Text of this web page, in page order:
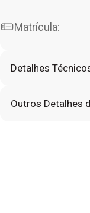
Matrícula:
Detalhes
Outros Detalhes